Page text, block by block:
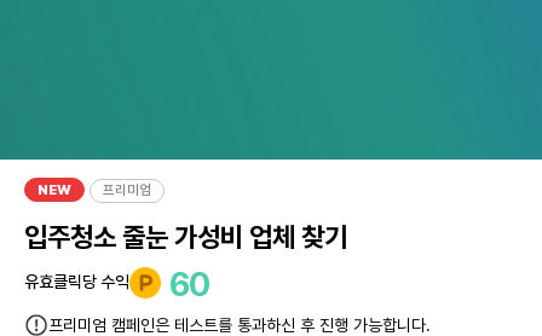
NEW 프리미엄
입주청소 줄눈 가성비 업체 찾기
유효클릭당 수익 60
프리미엄 캠페인은 테스트를 통과하신 후 진행 가능합니다.